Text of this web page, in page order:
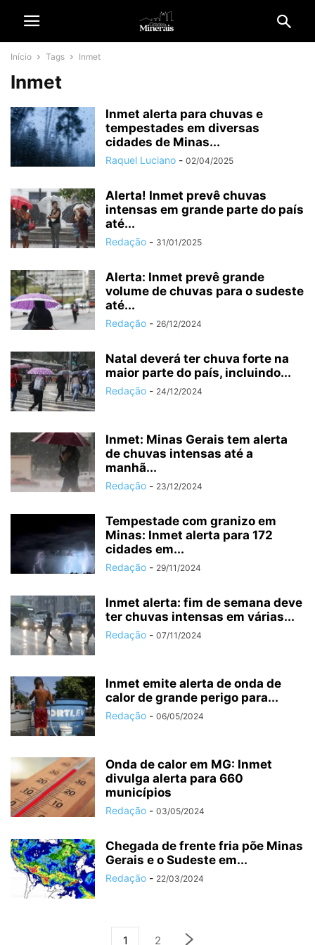
Início Tags Inmet
Inmet
Inmet alerta para chuvas e
tempestades em diversas
cidades de Minas...
Raquel Luciano - 02/04/2025
Alerta! Inmet prevê chuvas
intensas em grande parte do país
até...
Redação - 31/01/2025
Alerta: Inmet prevê grande
volume de chuvas para o sudeste
até...
Redação - 26/12/2024
Natal deverá ter chuva forte na
maior parte do país, incluindo...
Redação - 24/12/2024
Inmet: Minas Gerais tem alerta
de chuvas intensas até a
manhã...
Redação - 23/12/2024
Tempestade com granizo em
Minas: Inmet alerta para 172
cidades em...
Redação - 29/11/2024
Inmet alerta: fim de semana deve
ter chuvas intensas em várias...
Redação - 07/11/2024
Inmet emite alerta de onda de
calor de grande perigo para...
Redação - 06/05/2024
Onda de calor em MG: Inmet
divulga alerta para 660
municípios
Redação - 03/05/2024
Chegada de frente fria põe Minas
Gerais e o Sudeste em...
Redação - 22/03/2024
1 2